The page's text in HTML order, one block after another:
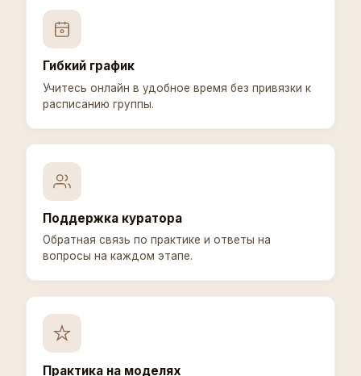
Гибкий график
Учитесь онлайн в удобное время без привязки к
расписанию группы.
Поддержка куратора
Обратная связь по практике и ответы на
вопросы на каждом этапе.
Практика на моделях